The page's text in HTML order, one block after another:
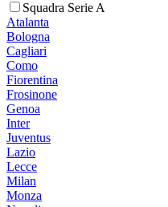
Squadra Serie A
Atalanta
Bologna
Cagliari
Como
Fiorentina
Frosinone
Genoa
Inter
Juventus
Lazio
Lecce
Milan
Monza